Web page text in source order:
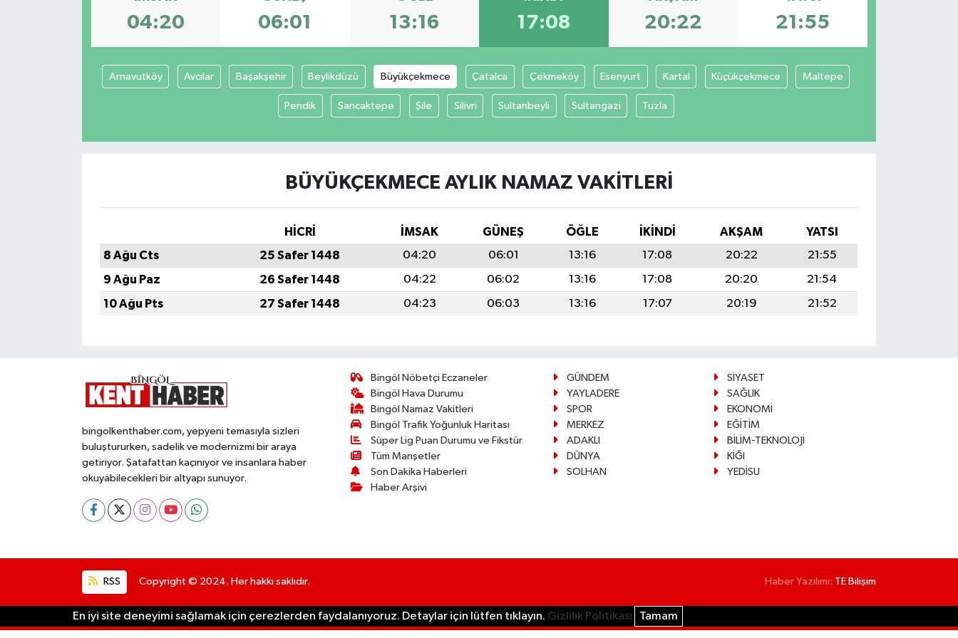
04:20 06:01 13:16 17:08 20:22 21:55
Arnavutköy Avcılar Başakşehir Beylikdüzü Büyükçekmece Çatalca Çekmeköy Esenyurt Kartal Küçükçekmece Maltepe
Pendik Sancaktepe Şile Silivri Sultanbeyli Sultangazi Tuzla
BÜYÜKÇEKMECE AYLIK NAMAZ VAKITLERI
HİCRİ İMSAK GÜNEŞ ÖĞLE İKINDI AKŞAM
YATSI
8 Ağu Cts
25 Safer 1448 04:20 06:01 13:16 17:08 20:22
21:55
9 Ağu Paz
26 Safer 1448 04:22 06:02 13:16 17:08 20:20
21:54
10 Ağu Pts
27 Safer 1448 04:23 06:03 13:16 17:07 20:19 21:52
bingolkenthaber.com, yepyeni temasıyla sizleri
buluştururken, sadelik ve modernizmi bir araya
getiriyor. Şatafattan kaçınıyor ve insanlara haber
okuyabilecekleri bir altyapı sunuyor.
Bingöl Nöbetçi Eczaneler
Bingöl Hava Durumu
Bingöl Namaz Vakitleri
Bingöl Trafik Yoğunluk Haritası
Süper Lig Puan Durumu ve Fikstür
Tüm Manşetler
Son Dakika Haberleri
Haber Arşivi
GÜNDEM
SİYASET
YAYLADERE
SAĞLIK
SPOR
EKONOMİ
MERKEZ
EĞİTİM
ADAKLI
BİLİM-TEKNOLOJİ
DÜNYA
KİĞI
SOLHAN
YEDİSU
RSS Copyright © 2024. Her hakkı saklıdır. Haber Yazılımı: TE Bilişim
En iyi site deneyimi sağlamak için çerezlerden faydalanıyoruz. Detaylar için lütfen tıklayın. Gizlilik Politikası Tamam
YAYLADERE